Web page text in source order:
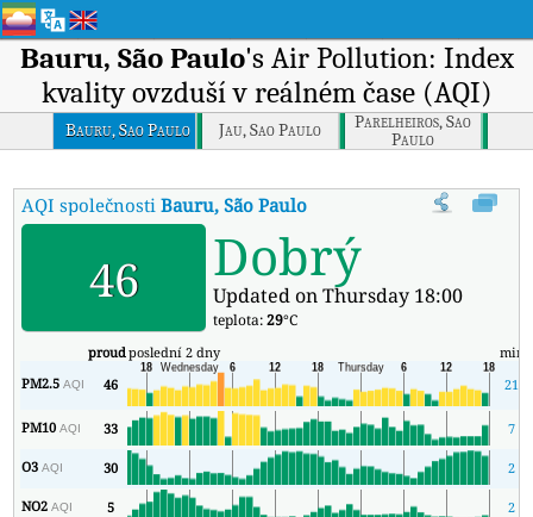
Bauru, São Paulo's Air Pollution: Index
kvality ovzduší v reálném čase (AQI)
Bauru, Sao Paulo Jau, Sao Paulo
Parelheiros, Sao
Paulo
AQI společnostiBauru, São Paulo Index kvality vzduchu v
46 Dobrý
Updated on Thursday 18:00
teplota:29°C
proudposlední 2 dny min
PM2.5AQI 46 21
PM10AQI 33 7
O3AQI 30 2
NO2AQI 5 2